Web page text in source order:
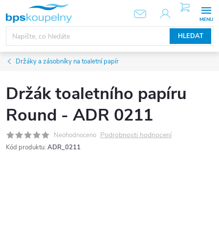
obsah
HLEDAT
NÁKUPNÍ
KOŠÍK
Držáky a zásobníky na toaletní papír
Držák toaletního papíru
Round - ADR 0211
Neohodnoceno Podrobnosti hodnocení
Kód produktu: ADR_0211